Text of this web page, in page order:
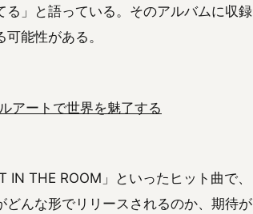
」と語っている。そのアルバムに収録
能性がある。
アートで世界を魅了する
THE ROOM」といったヒット曲で、
んな形でリリースされるのか、期待が